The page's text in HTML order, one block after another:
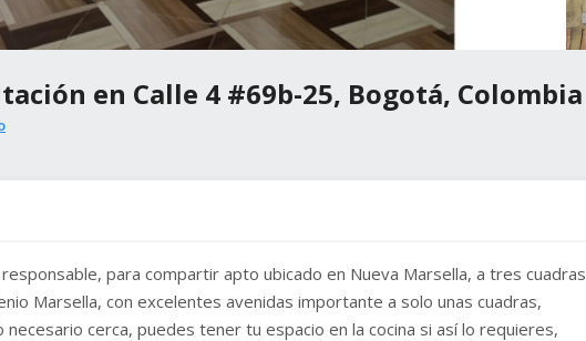
en Calle 4 #69b-25, Bogotá, Colombia
para compartir apto ubicado en Nueva Marsella, a tres cuadras
Marsella, con excelentes avenidas importante a solo unas cuadras,
cerca, puedes tener tu espacio en la cocina si así lo requieres,